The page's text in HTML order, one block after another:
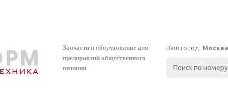
Запчасти и оборудование для
предприятий общественного
питания
Ваш город: Москва